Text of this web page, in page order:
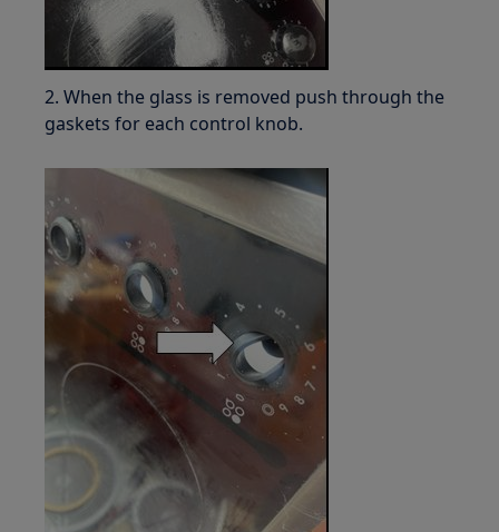
2. When the glass is removed push through the
gaskets for each control knob.